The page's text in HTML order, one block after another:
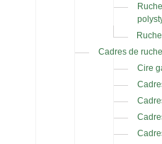
Cadres de
Cire